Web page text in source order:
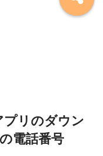
プリのダウン
電話番号